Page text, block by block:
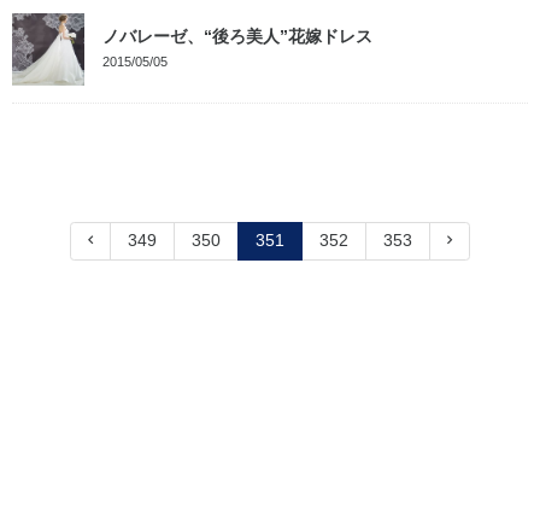
ノバレーゼ、“後ろ美人”花嫁ドレス
2015/05/05
349 350 351 352 353